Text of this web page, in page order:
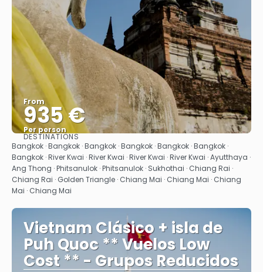
From
935 €
Per person
See
DESTINATIONS
Bangkok · Bangkok · Bangkok · Bangkok · Bangkok · Bangkok ·
Bangkok · River Kwai · River Kwai · River Kwai · River Kwai · Ayutthaya ·
Ang Thong · Phitsanulok · Phitsanulok · Sukhothai · Chiang Rai ·
Chiang Rai · Golden Triangle · Chiang Mai · Chiang Mai · Chiang
Mai · Chiang Mai
Vietnam Clásico + isla de
Puh Quoc ** Vuelos Low
Cost ** - Grupos Reducidos